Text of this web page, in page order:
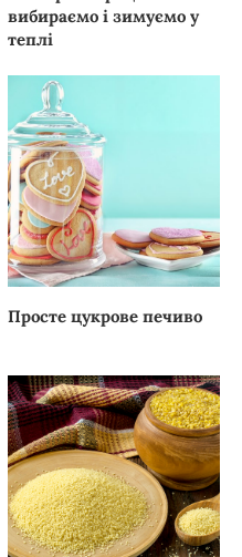
вибираємо і зимуємо у
теплі
Просте цукрове печиво